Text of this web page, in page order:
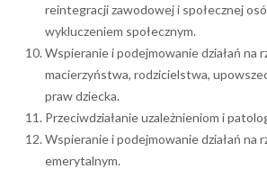
reintegracji zawodowej i społecznej
wykluczeniem społecznym.
Wspieranie i podejmowanie działań na
macierzyństwa, rodzicielstwa,
praw dziecka.
Przeciwdziałanie uzależnieniom i
Wspieranie i podejmowanie działań na
emerytalnym.